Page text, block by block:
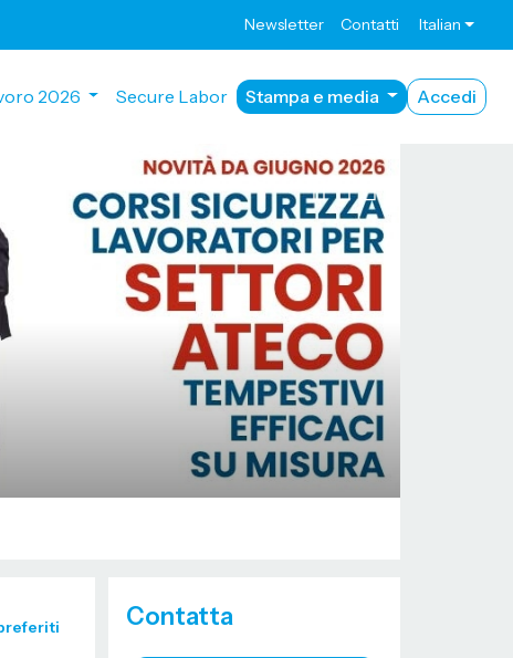
Newsletter Contatti Italian
2026 Secure Labor Stampa e media Accedi
Contatta